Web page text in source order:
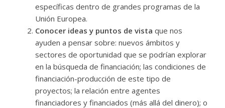
específicas dentro de grandes programas de la
Unión Europea.
Conocer ideas y puntos de vista que nos
ayuden a pensar sobre: nuevos ámbitos y
sectores de oportunidad que se podrían explorar
en la búsqueda de financiación; las condiciones de
financiación-producción de este tipo de
proyectos; la relación entre agentes
financiadores y financiados (más allá del dinero); o